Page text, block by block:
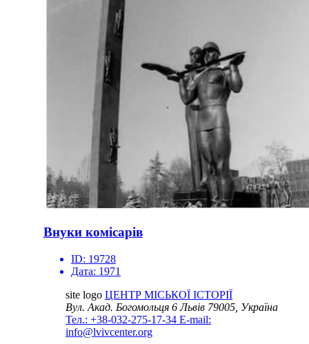
Внуки комісарів
ID: 19728
Дата: 1971
site logo ЦЕНТР МІСЬКОЇ ІСТОРІЇ
Вул. Акад. Богомольця 6Львів 79005, Україна
Тел.: +38-032-275-17-34 E-mail:
info@lvivcenter.org